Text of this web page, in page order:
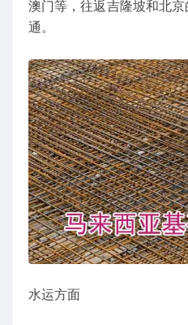
澳门等，往返吉隆坡和北
通。
水运方面